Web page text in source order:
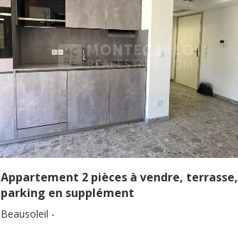
Appartement 2 pièces à vendre, terrasse,
parking en supplément
Beausoleil -